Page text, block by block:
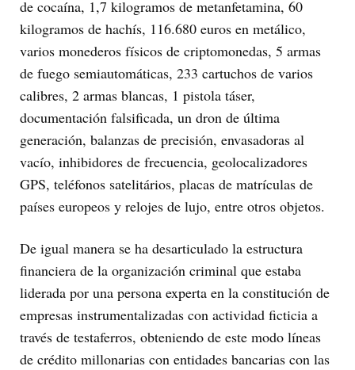
de cocaína, 1,7 kilogramos de metanfetamina, 60
kilogramos de hachís, 116.680 euros en metálico,
varios monederos físicos de criptomonedas, 5 armas
de fuego semiautomáticas, 233 cartuchos de varios
calibres, 2 armas blancas, 1 pistola táser,
documentación falsificada, un dron de última
generación, balanzas de precisión, envasadoras al
vacío, inhibidores de frecuencia, geolocalizadores
GPS, teléfonos satelitários, placas de matrículas de
países europeos y relojes de lujo, entre otros objetos.
De igual manera se ha desarticulado la estructura
financiera de la organización criminal que estaba
liderada por una persona experta en la constitución de
empresas instrumentalizadas con actividad ficticia a
través de testaferros, obteniendo de este modo líneas
de crédito millonarias con entidades bancarias con las